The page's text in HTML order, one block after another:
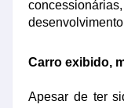
Carro exibido,
Apesar de ter